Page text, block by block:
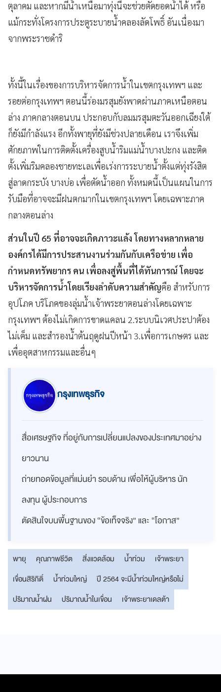
ตุลาคม และหากมีน้ำเหนือมาทุ่งนี้จะช่วยตัดยอดน้ำได้ หรือ
แม้กระทั่งโครงการประตูระบายน้ำคลองลัดโพธิ์ อันเนื่องมา
จากพระราชดำริ
ทั้งนี้ในเรื่องของการบริหารจัดการน้ำในเขตกรุงเทพฯ และ
รอยต่อกรุงเทพฯ ตอนนี้ร่องมรสุมยังพาดผ่านภาคเหนือตอน
ล่าง ภาคกลางตอนบน ประกอบกับลมมรสุมตะวันออกเฉียงใต้
ก็ยังมีกำลังแรง อีกทั้งพายุที่ยังมีช่วงปลายเดือน เราจึงเพิ่ม
ศักยภาพในการติดตั้งเครื่องสูบน้ำริมแม่น้ำบางปะกง และติด
ตั้งเพิ่มริมคลองชายทะเลเพื่อเร่งการระบายน้ำตั้งแต่ทุ่งรังสิต
สู่ลาดกระบัง บางบ่อ เพื่อตัดน้ำออก ทั้งหมดนี้เป็นแผนในการ
รับมือที่อาจจะมีฝนตกมากในเขตกรุงเทพฯ โดยเฉพาะภาค
กลางตอนล่าง
ส่วนในปี 65 ที่อาจจะเกิดภาวะแล้ง โดยทางหลากหลาย
องค์กรได้มีการประสานงานร่วมกันกับเครือข่าย เพื่อ
กำหนดทรัพยากร คน เพื่อลงสู่พื้นที่ได้ทันการณ์ โดยจะ
บริหารจัดการน้ำโดยเรียงลำดับความสำคัญคือ สำหรับการ
อุปโภค บริโภคของลุ่มน้ำเจ้าพระยาตอนล่างโดยเฉพาะ
กรุงเทพฯ ต้องไม่เกิดการขาดแคลน 2.ระบบนิเวศประปาต้อง
ไม่เค็ม และสำรองน้ำต้นฤดูฝนปีหน้า 3.เพื่อการเกษตร และ
เพื่ออุตสาหกรรมและอื่นๆ
กรุงเทพธุรกิจ
สื่อเศรษฐกิจ ที่อยู่กับการเปลี่ยนแปลงของประเทศมาอย่าง
ยาวนาน
ถ่ายทอดข้อมูลที่แม่นยำ รอบด้าน เพื่อให้ผู้บริหาร นัก
ลงทุน ผู้ประกอบการ
ตัดสินใจบนพื้นฐานของ “ข้อเท็จจริง” และ “โอกาส”
พายุ คุณภาพชีวิต สิ่งแวดล้อม น้ำท่วม
เจ้าพระยา
เขื่อนสิริกิติ์
น้ำท่วมใหญ่
ปี 2564 จะมีน้ำท่วมใหญ่หรือไม่
ปริมาณน้ำฝน
ปริมาณน้ำในเขื่อน เจ้าพระยาเดลต้า